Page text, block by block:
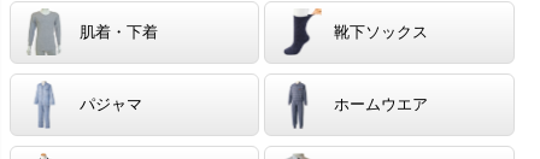
肌着・下着 靴下ソックス
パジャマ ホームウエア